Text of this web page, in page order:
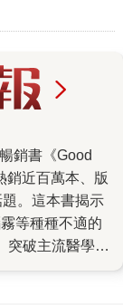
銷近百萬本、版
。這本書揭示
等種種不適的
破主流醫學盲